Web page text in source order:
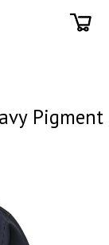
Pigment